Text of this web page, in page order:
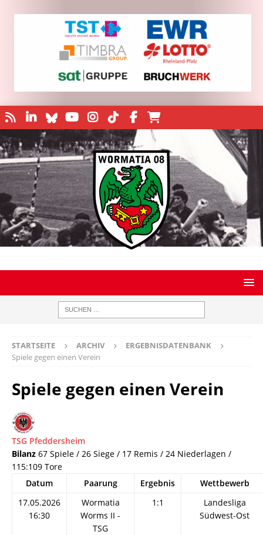
STARTSEITE ARCHIV
ERGEBNISDATENBANK
Spiele gegen einen Verein
Spiele gegen einen Verein
TSG Pfeddersheim
Bilanz 67 Spiele / 26 Siege / 17 Remis / 24 Niederlagen /
115:109 Tore
Datum
Paarung Ergebnis
Wettbewerb
17.05.2026
16:30
Wormatia
Worms II -
TSG
1:1
Landesliga
Südwest-Ost